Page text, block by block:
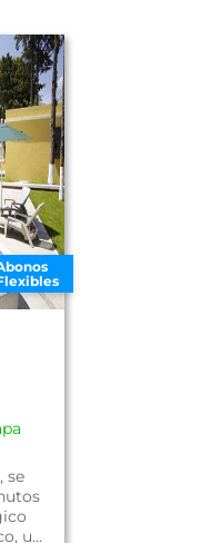
se
u...